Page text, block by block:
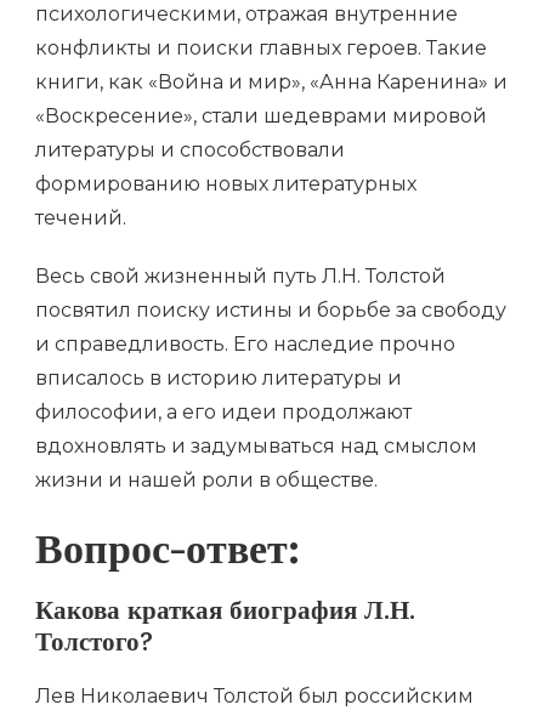
психологическими, отражая внутренние
конфликты и поиски главных героев. Такие
книги, как «Война и мир», «Анна Каренина» и
«Воскресение», стали шедеврами мировой
литературы и способствовали
формированию новых литературных
течений.
Весь свой жизненный путь Л.Н. Толстой
посвятил поиску истины и борьбе за свободу
и справедливость. Его наследие прочно
вписалось в историю литературы и
философии, а его идеи продолжают
вдохновлять и задумываться над смыслом
жизни и нашей роли в обществе.
Вопрос-ответ:
Какова краткая биография Л.Н.
Толстого?
Лев Николаевич Толстой был российским